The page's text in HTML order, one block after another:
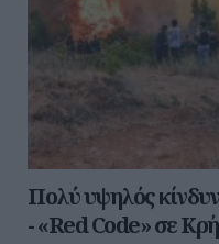
Πολύ υψηλός
- «Red Code» σε